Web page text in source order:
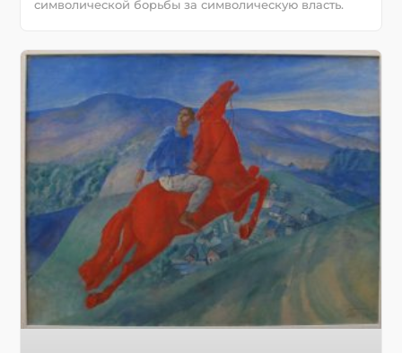
символической борьбы за символическую власть.